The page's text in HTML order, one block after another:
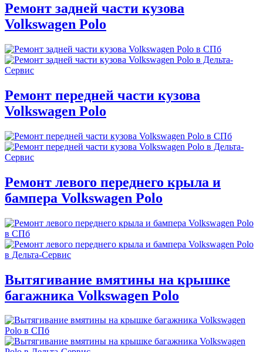
Ремонт задней части кузова
Volkswagen Polo
Ремонт передней части кузова
Volkswagen Polo
Ремонт левого переднего крыла и
бампера Volkswagen Polo
Вытягивание вмятины на крышке
багажника Volkswagen Polo